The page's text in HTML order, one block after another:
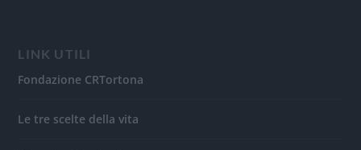
LINK UTILI
Fondazione CRTortona
Le tre scelte della vita